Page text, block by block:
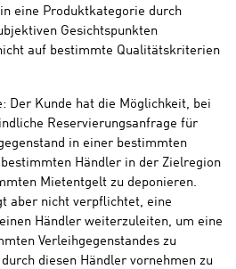
eine Produktkategorie durch
Gesichtspunkten
auf bestimmte Qualitätskriterien
Der Kunde hat die Möglichkeit, bei
Reservierungsanfrage für
in einer bestimmten
Händler in der Zielregion
Mietentgelt zu deponieren.
aber nicht verpflichtet, eine
Händler weiterzuleiten, um eine
Verleihgegenstandes zu
diesen Händler vornehmen zu